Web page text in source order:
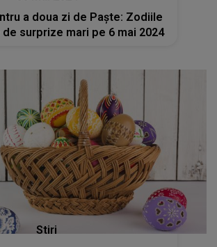
a doua zi de Paște: Zodiile
surprize mari pe 6 mai 2024
Stiri